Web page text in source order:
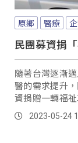
原鄉 醫療
民團募資捐
隨著台灣逐漸
醫的需求提升
資捐贈一輛福
就醫。2023-05-24